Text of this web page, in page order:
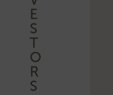
E
S
T
O
R
S